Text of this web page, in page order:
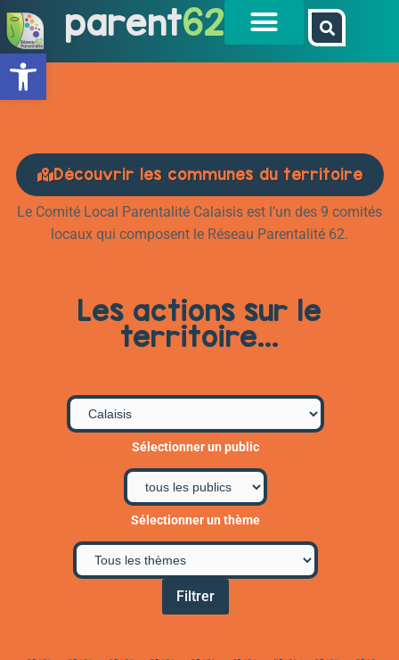
Ouvrir la barre d’outils
parent62
Découvrir les communes du territoire
Le Comité Local Parentalité Calaisis est l’un des 9 comités
locaux qui composent le Réseau Parentalité 62.
Les actions sur le
territoire...
Sélectionner un public
Sélectionner un thème